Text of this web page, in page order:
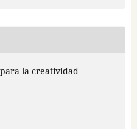
la creatividad